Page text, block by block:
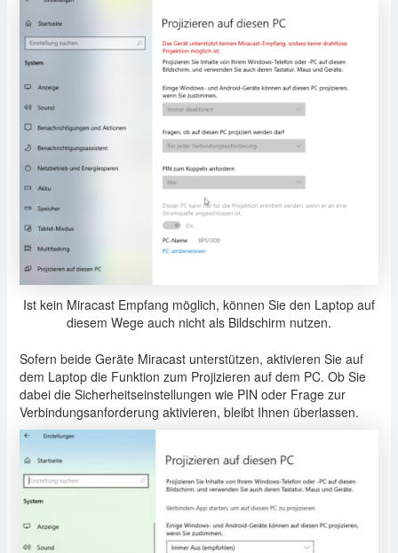
Ist kein Miracast Empfang möglich, können Sie den Laptop auf
diesem Wege auch nicht als Bildschirm nutzen.
Sofern beide Geräte Miracast unterstützen, aktivieren Sie auf
dem Laptop die Funktion zum Projizieren auf dem PC. Ob Sie
dabei die Sicherheitseinstellungen wie PIN oder Frage zur
Verbindungsanforderung aktivieren, bleibt Ihnen überlassen.